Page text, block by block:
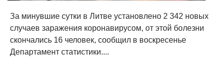
За минувшие сутки в Литве установлено 2 342 новых
случаев заражения коронавирусом, от этой болезни
скончались 16 человек, сообщил в воскресенье
Департамент статистики....